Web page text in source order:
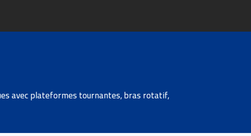
avec plateformes tournantes, bras rotatif,